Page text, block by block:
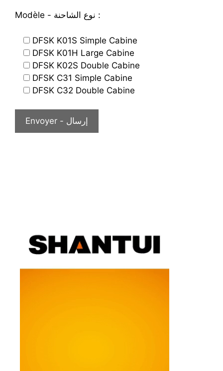
Modèle - نوع الشاحنة :
DFSK K01S Simple Cabine
DFSK K01H Large Cabine
DFSK K02S Double Cabine
DFSK C31 Simple Cabine
DFSK C32 Double Cabine